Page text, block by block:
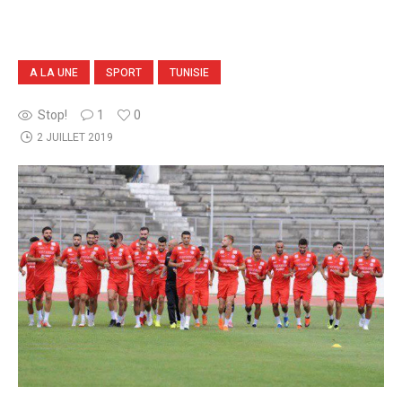
A LA UNE SPORT TUNISIE
Stop! 1 0
2 JUILLET 2019